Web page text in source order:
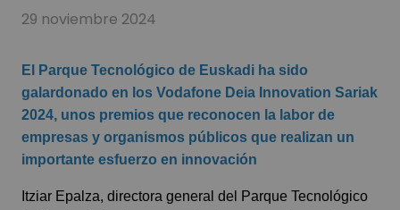
29 noviembre 2024
El Parque Tecnológico de Euskadi ha sido
galardonado en los Vodafone Deia Innovation Sariak
2024, unos premios que reconocen la labor de
empresas y organismos públicos que realizan un
importante esfuerzo en innovación
Itziar Epalza, directora general del Parque Tecnológico